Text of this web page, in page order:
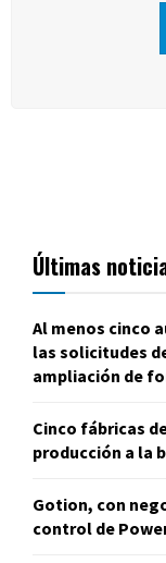
Últimas
Al menos cinco
las solicitudes
ampliación de
Cinco fábricas
producción a la
Gotion, con
control de